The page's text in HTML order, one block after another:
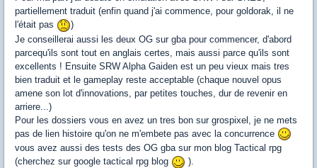
partiellement traduit (enfin quand j'ai commence, pour goldorak, il ne
l'était pas
)
Je conseillerai aussi les deux OG sur gba pour commencer, d'abord
parcequ'ils sont tout en anglais certes, mais aussi parce qu'ils sont
excellents ! Ensuite SRW Alpha Gaiden est un peu vieux mais tres
bien traduit et le gameplay reste acceptable (chaque nouvel opus
amene son lot d'innovations, par petites touches, dur de revenir en
arriere...)
Pour les dossiers vous en avez un tres bon sur grospixel, je ne mets
pas de lien histoire qu'on ne m'embete pas avec la concurrence
vous avez aussi des tests des OG gba sur mon blog Tactical rpg
(cherchez sur google tactical rpg blog
).